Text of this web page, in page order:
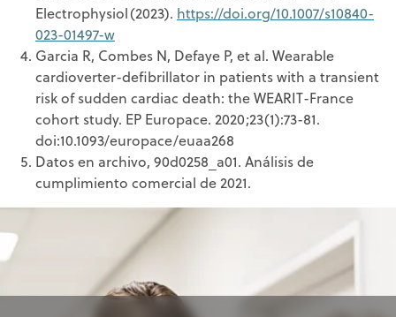
Electrophysiol(2023). https://doi.org/10.1007/s10840-
023-01497-w
Garcia R, Combes N, Defaye P, et al. Wearable
cardioverter-defibrillator in patients with a transient
risk of sudden cardiac death: the WEARIT-France
cohort study. EP Europace. 2020;23(1):73-81.
doi:10.1093/europace/euaa268
Datos en archivo, 90d0258_a01. Análisis de
cumplimiento comercial de 2021.